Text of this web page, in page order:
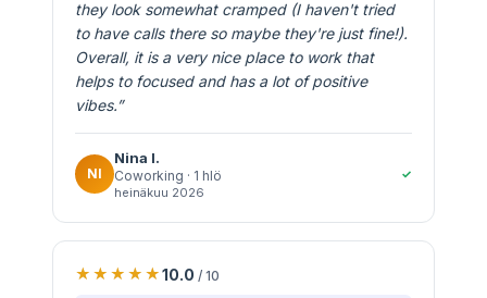
they look somewhat cramped (I haven't tried
to have calls there so maybe they're just fine!).
Overall, it is a very nice place to work that
helps to focused and has a lot of positive
vibes.”
NI
Nina I.
Coworking · 1 hlö
heinäkuu 2026
✓
10.0 / 10